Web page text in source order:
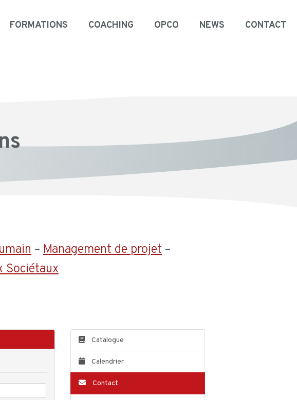
FORMATIONS COACHING OPCO NEWS CONTACT
– Management de projet –
Sociétaux
Catalogue
Calendrier
Contact